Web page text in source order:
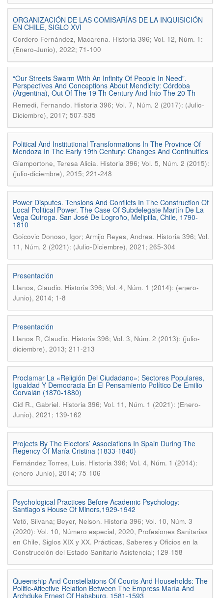
ORGANIZACIÓN DE LAS COMISARÍAS DE LA INQUISICIÓN
EN CHILE, SIGLO XVI
Cordero Fernández, Macarena. Historia 396; Vol. 12, Núm. 1:
(Enero-Junio), 2022; 71-100
“Our Streets Swarm With An Infinity Of People In Need”.
Perspectives And Conceptions About Mendicity: Córdoba
(Argentina), Out Of The 19 Th Century And Into The 20 Th
Remedi, Fernando. Historia 396; Vol. 7, Núm. 2 (2017): (Julio-
Diciembre), 2017; 507-535
Political And Institutional Transformations In The Province Of
Mendoza In The Early 19th Century: Changes And Continuities
Giamportone, Teresa Alicia. Historia 396; Vol. 5, Núm. 2 (2015):
(julio-diciembre), 2015; 221-248
Power Disputes. Tensions And Conflicts In The Construction Of
Local Political Power. The Case Of Subdelegate Martín De La
Vega Quiroga. San José De Logroño, Melipilla, Chile, 1790-
1810
Goicovic Donoso, Igor; Armijo Reyes, Andrea. Historia 396; Vol.
11, Núm. 2 (2021): (Julio-Diciembre), 2021; 265-304
Presentación
Llanos, Claudio. Historia 396; Vol. 4, Núm. 1 (2014): (enero-
Junio), 2014; 1-8
Presentación
Llanos R, Claudio. Historia 396; Vol. 3, Núm. 2 (2013): (julio-
diciembre), 2013; 211-213
Proclamar La «Religión Del Ciudadano»: Sectores Populares,
Igualdad Y Democracia En El Pensamiento Político De Emilio
Corvalán (1870-1880)
Cid R., Gabriel. Historia 396; Vol. 11, Núm. 1 (2021): (Enero-
Junio), 2021; 139-162
Projects By The Electors’ Associations In Spain During The
Regency Of María Cristina (1833-1840)
Fernández Torres, Luis. Historia 396; Vol. 4, Núm. 1 (2014):
(enero-Junio), 2014; 75-106
Psychological Practices Before Academic Psychology:
Santiago’s House Of Minors,1929-1942
Vetö, Silvana; Beyer, Nelson. Historia 396; Vol. 10, Núm. 3
(2020): Vol. 10, Número especial, 2020, Profesiones Sanitarias
en Chile, Siglos XIX y XX. Prácticas, Saberes y Oficios en la
Construcción del Estado Sanitario Asistencial; 129-158
Queenship And Constellations Of Courts And Households: The
Politic-Affective Relation Between The Empress María And
Archduke Ernest Of Habsburg, 1581-1593